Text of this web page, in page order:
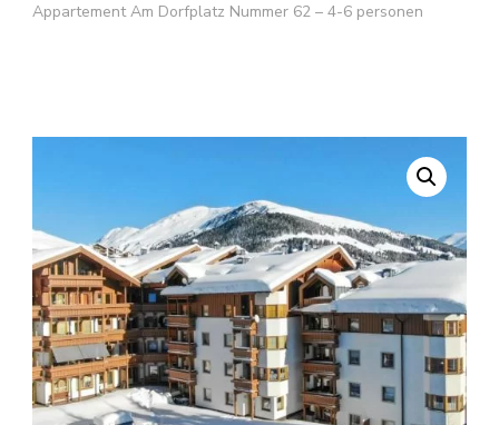
Appartement Am Dorfplatz Nummer 62 – 4-6 personen